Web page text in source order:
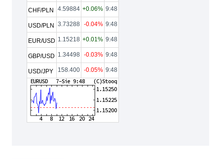
CHF/PLN 4.59884 +0.06% 9:48
USD/PLN 3.73288 -0.04% 9:48
EUR/USD 1.15218 +0.01% 9:48
GBP/USD 1.34498 -0.03% 9:48
USD/JPY 158.400 -0.05% 9:48